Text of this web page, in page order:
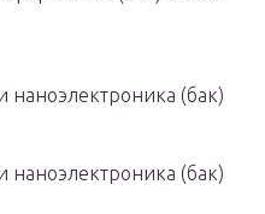
наноэлектроника (бак)
наноэлектроника (бак)